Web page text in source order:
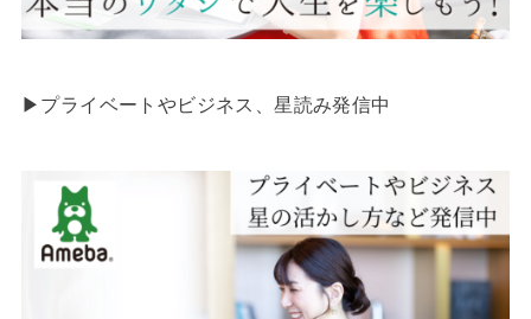
▶︎プライベートやビジネス、星読み発信中